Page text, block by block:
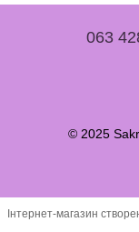
063
© 2025
Інтернет-магазин